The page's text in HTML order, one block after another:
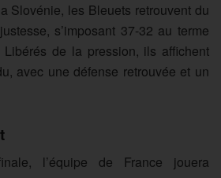
Slovénie, les Bleuets retrouvent du
s’imposant 37-32 au terme
Libérés de la pression, ils affichent
avec une défense retrouvée et un
l’équipe de France jouera